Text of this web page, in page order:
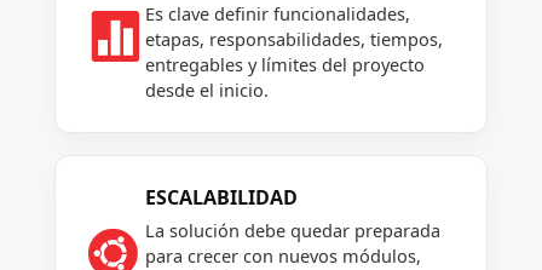
 Es clave definir funcionalidades,
etapas, responsabilidades, tiempos,
entregables y límites del proyecto
desde el inicio.

ESCALABILIDAD
La solución debe quedar preparada
para crecer con nuevos módulos,